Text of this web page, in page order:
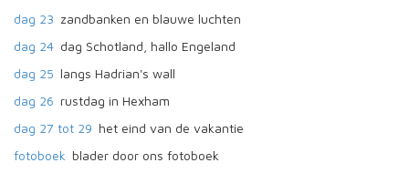
dag 23 zandbanken en blauwe luchten
dag 24 dag Schotland, hallo Engeland
dag 25 langs Hadrian's wall
dag 26 rustdag in Hexham
dag 27 tot 29 het eind van de vakantie
fotoboek blader door ons fotoboek